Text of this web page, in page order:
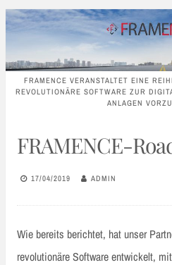
FRAMENCE VERANSTALTET EINE
REVOLUTIONÄRE SOFTWARE ZUR
ANLAGEN
FRAMENCE-
17/04/2019 ADMIN
Wie bereits berichtet, hat unser
revolutionäre Software entwickelt,